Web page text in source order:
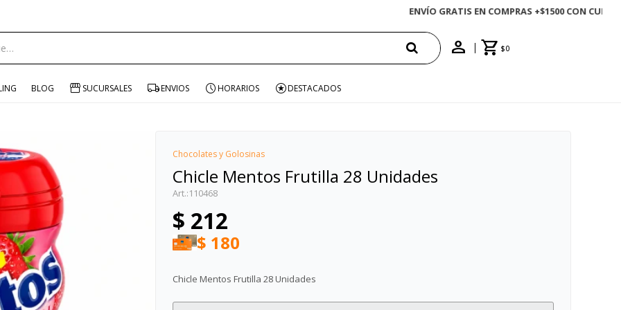
$0
BLOG SUCURSALES ENVIOS HORARIOS DESTACADOS
Chocolates y Golosinas
Chicle Mentos Frutilla 28 Unidades
110468
$ 212
$ 180
Chicle Mentos Frutilla 28 Unidades